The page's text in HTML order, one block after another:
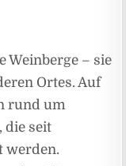
Weinberge – sie
Ortes. Auf
rund um
die seit
werden.